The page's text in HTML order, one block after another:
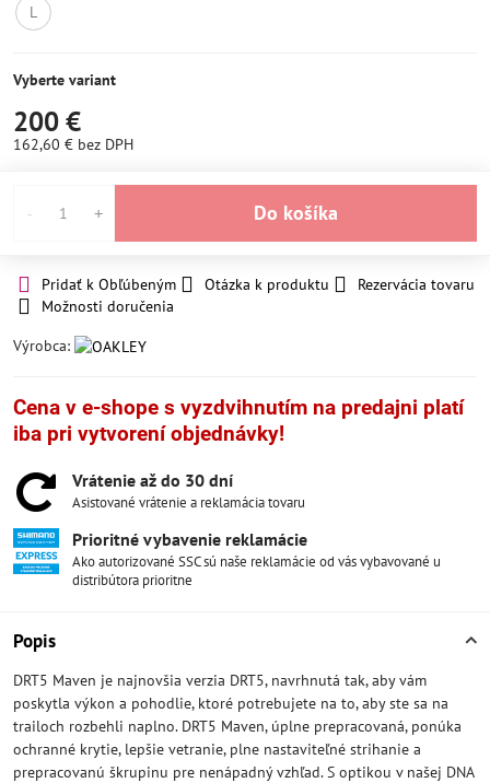
L
Vyberte variant
200 €
162,60 € bez DPH
Do košíka
Pridať k Obľúbeným Otázka k produktu
Rezervácia tovaru
Možnosti doručenia
Výrobca:
Cena v e-shope s vyzdvihnutím na predajni platí
iba pri vytvorení objednávky!
Vrátenie až do 30 dní
Asistované vrátenie a reklamácia tovaru
Prioritné vybavenie reklamácie
Ako autorizované SSC sú naše reklamácie od vás vybavované u
distribútora prioritne
Popis
DRT5 Maven je najnovšia verzia DRT5, navrhnutá tak, aby vám
poskytla výkon a pohodlie, ktoré potrebujete na to, aby ste sa na
trailoch rozbehli naplno. DRT5 Maven, úplne prepracovaná, ponúka
ochranné krytie, lepšie vetranie, plne nastaviteľné strihanie a
prepracovanú škrupinu pre nenápadný vzhľad. S optikou v našej DNA